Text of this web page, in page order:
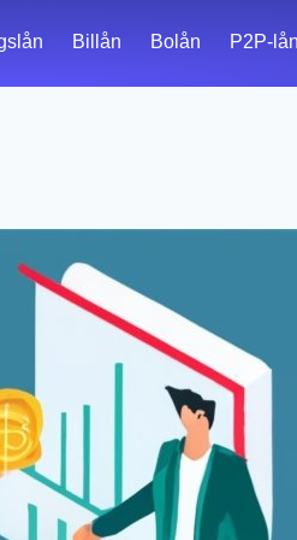
Billån Bolån P2P-